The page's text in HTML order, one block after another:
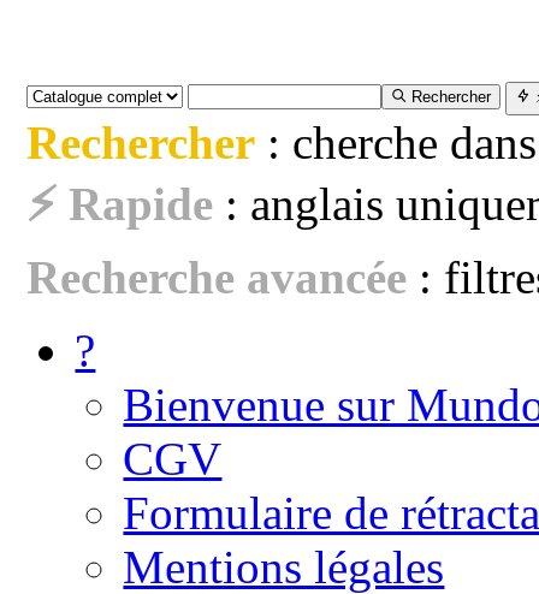
Rechercher
Rechercher : cherche
⚡ Rapide : anglais
Recherche avancée :
?
Bienvenue sur
CGV
Formulaire de
Mentions légales